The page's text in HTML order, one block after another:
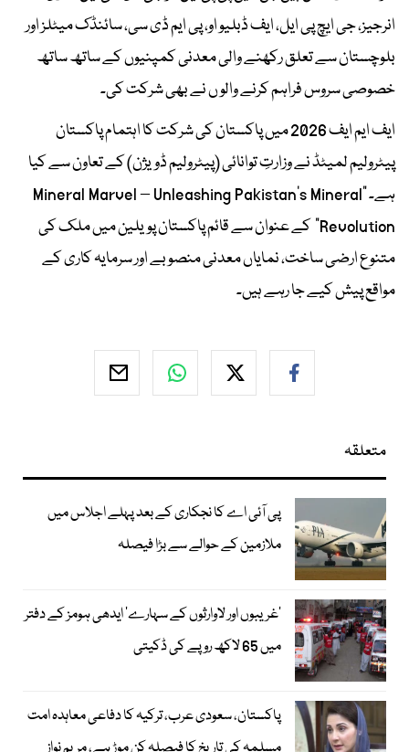
انرجیز، جی ایچ پی ایل، ایف ڈبلیو او، پی ایم ڈی سی، سائنڈک میٹلز اور
بلوچستان سے تعلق رکھنے والی معدنی کمپنیوں کے ساتھ ساتھ
خصوصی سروس فراہم کرنے والو ں نے بھی شرکت کی۔
ایف ایم ایف 2026 میں پاکستان کی شرکت کا اہتمام پاکستان
پیٹرولیم لمیٹڈ نے وزارتِ توانائی (پیٹرولیم ڈویژن) کے تعاون سے کیا
ہے۔ “Mineral Marvel – Unleashing Pakistan’s Mineral
Revolution” کے عنوان سے قائم پاکستان پویلین میں ملک کی
متنوع ارضی ساخت، نمایاں معدنی منصوبے اور سرمایہ کاری کے
مواقع پیش کیے جا رہے ہیں۔
متعلقہ
پی آئی اے کا نجکاری کے بعد پہلے اجلاس میں
ملازمین کے حوالے سے بڑا فیصلہ
’غریبوں اور لاوارثوں کے سہارے‘ ایدھی ہومز کے دفتر
میں 65 لاکھ روپے کی ڈکیتی
پاکستان، سعودی عرب، ترکیہ کا دفاعی معاہدہ امت